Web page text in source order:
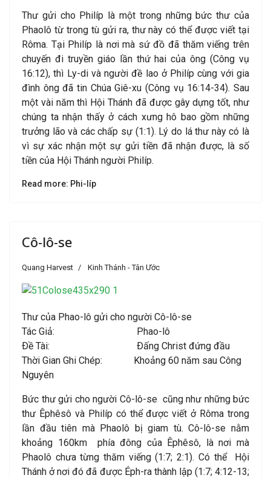
Thư gửi cho Philíp là một trong những bức thư của
Phaolô từ trong tù gửi ra, thư này có thể được viết tại
Rôma. Tại Philíp là nơi mà sứ đồ đã thăm viếng trên
chuyến đi truyền giáo lần thứ hai của ông (Công vụ
16:12), thì Ly-di và người đề lao ở Philíp cùng với gia
đình ông đã tin Chúa Giê-xu (Công vụ 16:14-34). Sau
một vài năm thì Hội Thánh đã được gây dựng tốt, như
chúng ta nhận thấy ở cách xưng hô bao gồm những
trưởng lão và các chấp sự (1:1). Lý do lá thư này có là
vì sự xác nhận một sự gửi tiền đã nhận được, là số
tiền của Hội Thánh người Philíp.
Read more: Phi-líp
Cô-lô-se
Quang Harvest Kinh Thánh - Tân Ước
Thư của Phao-lô gửi cho người Cô-lô-se
Tác Giả: Phao-lô
Ðề Tài: Ðấng Christ đứng đầu
Thời Gian Ghi Chép: Khoảng 60 năm sau Công
Nguyên
Bức thư gửi cho người Cô-lô-se cũng như những bức
thư Êphêsô và Philíp có thể được viết ở Rôma trong
lần đầu tiên mà Phaolô bị giam tù. Cô-lô-se nằm
khoảng 160km phía đông của Êphêsô, là nơi mà
Phaolô chưa từng thăm viếng (1:7; 2:1). Có thể Hội
Thánh ở nơi đó đã được Éph-ra thành lập (1:7; 4:12-13;